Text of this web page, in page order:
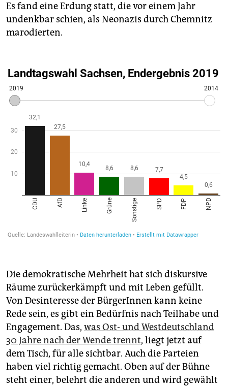
Es fand eine Erdung statt, die vor einem Jahr
undenkbar schien, als Neonazis durch Chemnitz
marodierten.
Die demokratische Mehrheit hat sich diskursive
Räume zurückerkämpft und mit Leben gefüllt.
Von Desinteresse der BürgerInnen kann keine
Rede sein, es gibt ein Bedürfnis nach Teilhabe und
Engagement. Das, was Ost- und Westdeutschland
30 Jahre nach der Wende trennt, liegt jetzt auf
dem Tisch, für alle sichtbar. Auch die Parteien
haben viel richtig gemacht. Oben auf der Bühne
steht einer, belehrt die anderen und wird gewählt